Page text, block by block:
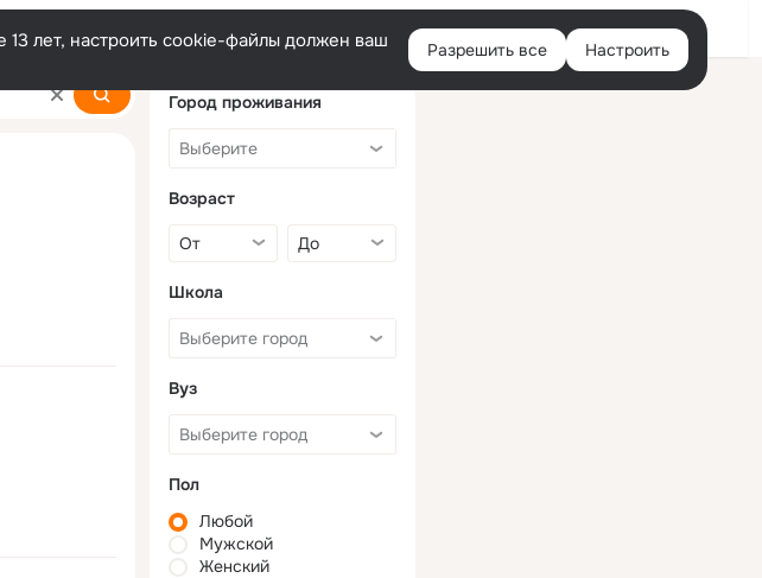
Войти
лет, настроить cookie-файлы должен ваш
Разрешить все Настроить
Город проживания
Возраст
Школа
Вуз
Пол
Любой
Мужской
Женский